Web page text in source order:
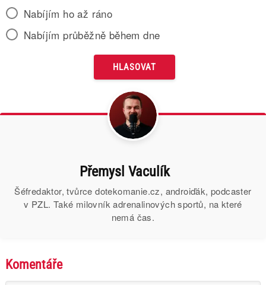
Nabíjím ho až ráno
Nabíjím průběžně během dne
Přemysl Vaculík
Šéfredaktor, tvůrce dotekomanie.cz, androiďák, podcaster
v PZL. Také milovník adrenalinových sportů, na které
nemá čas.
Komentáře